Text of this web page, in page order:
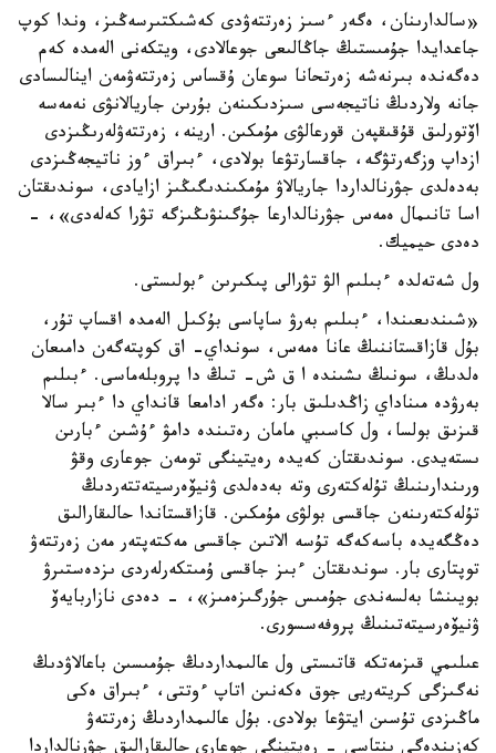
«سالدارىنان، ەگەر ءسىز زەرتتەۋدى كەشىكتىرسەڭىز، وندا كوپ
جاعدايدا جۇمىستىڭ جاڭالىعى جوعالادى، ويتكەنى الەمدە كەم
دەگەندە بىرنەشە زەرتحانا سوعان ۇقساس زەرتتەۋمەن اينالىسادى
جانە ولاردىڭ ناتيجەسى سىزدىكىنەن بۇرىن جاريالانۋى نەمەسە
اۆتورلىق قۇقىقپەن قورعالۋى مۇمكىن. ارينە، زەرتتەۋلەرىڭىزدى
ازداپ وزگەرتۋگە، جاقسارتۋعا بولادى، ءبىراق ءوز ناتيجەڭىزدى
بەدەلدى جۋرنالداردا جاريالاۋ مۇمكىندىگىڭىز ازايادى، سوندىقتان
اسا تانىمال ەمەس جۋرنالدارعا جۇگىنۋىڭىزگە تۋرا كەلەدى»، -
دەدى حيميك.
ول شەتەلدە ءبىلىم الۋ تۋرالى پىكىرىن ءبولىستى.
«شىندىعىندا، ءبىلىم بەرۋ ساپاسى بۇكىل الەمدە اقساپ تۇر،
بۇل قازاقستاننىڭ عانا ەمەس، سونداي- اق كوپتەگەن دامىعان
ەلدىڭ، سونىڭ ىشىندە ا ق ش- تىڭ دا پروبلەماسى. ءبىلىم
بەرۋدە مىناداي زاڭدىلىق بار: ەگەر ادامعا قانداي دا ءبىر سالا
قىزىق بولسا، ول كاسىبي مامان رەتىندە دامۋ ءۇشىن ءبارىن
ىستەيدى. سوندىقتان كەيدە رەيتينگى تومەن جوعارى وقۋ
ورىندارىنىڭ تۇلەكتەرى وتە بەدەلدى ۋنيۆەرسيتەتتەردىڭ
تۇلەكتەرىنەن جاقسى بولۋى مۇمكىن. قازاقستاندا حالىقارالىق
دەڭگەيدە باسەكەگە تۇسە الاتىن جاقسى مەكتەپتەر مەن زەرتتەۋ
توپتارى بار. سوندىقتان ءبىز جاقسى ۇمىتكەرلەردى ىزدەستىرۋ
بويىنشا بەلسەندى جۇمىس جۇرگىزەمىز»، - دەدى نازاربايەۆ
ۋنيۆەرسيتەتىنىڭ پروفەسسورى.
عىلىمي قىزمەتكە قاتىستى ول عالىمداردىڭ جۇمىسىن باعالاۋدىڭ
نەگىزگى كريتەريى جوق ەكەنىن اتاپ ءوتتى، ءبىراق ەكى
ماڭىزدى تۇسىن ايتۋعا بولادى. بۇل عالىمداردىڭ زەرتتەۋ